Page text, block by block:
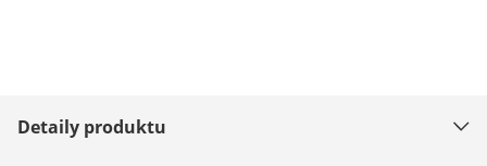
Detaily produktu